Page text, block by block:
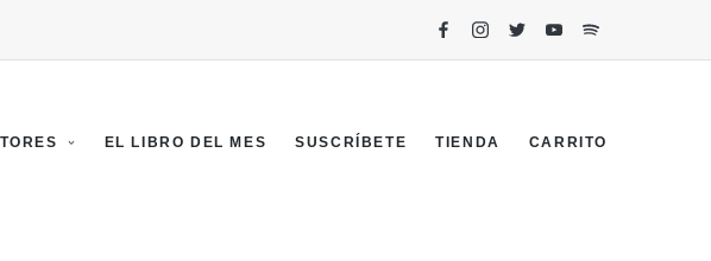
EL LIBRO DEL MES SUSCRÍBETE TIENDA CARRITO